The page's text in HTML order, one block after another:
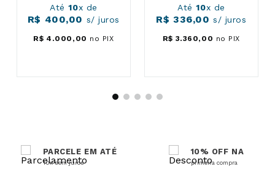
Até10x de
R$ 400,00 s/ juros
R$ 4 .000 , 00 no PIX
Até10x de
R$ 336,00 s/ juros
R$ 3.360, 00 no PIX
PARCELE EM ATÉ
10x sem juros
10% OFF NA
primeira compra